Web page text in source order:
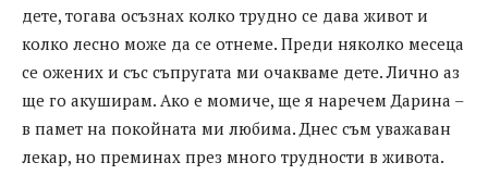
дете, тогава осъзнах колко трудно се дава живот и
колко лесно може да се отнеме. Преди няколко месеца
се ожених и със съпругата ми очакваме дете. Лично аз
ще го акуширам. Ако е момиче, ще я наречем Дарина –
в памет на покойната ми любима. Днес съм уважаван
лекар, но преминах през много трудности в живота.